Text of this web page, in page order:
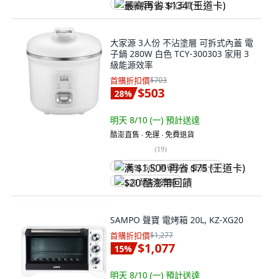
最高再省 $134 (王道卡)
大家源 3人份 不沾塗層 可拆式內蓋 電
子鍋 280W 白色 TCY-300303 家用 3
級能源效率
首購折扣價$703
28% $503
明天 8/10 (一) 預計送達
酷澎直售 ∙ 免運 ∙ 免費退貨
(19)
满 $1,500 再省 $75 (王道卡)
$20 酷澎幣回饋
SAMPO 聲寶 電烤箱 20L, KZ-XG20
首購折扣價$1,277
15% $1,077
明天 8/10 (一) 預計送達